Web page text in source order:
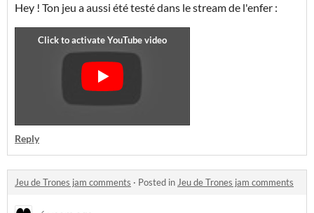
Hey ! Ton jeu a aussi été testé dans le stream de l'enfer :
Reply
Jeu de Trones jam comments · Posted inJeu de Trones jam comments